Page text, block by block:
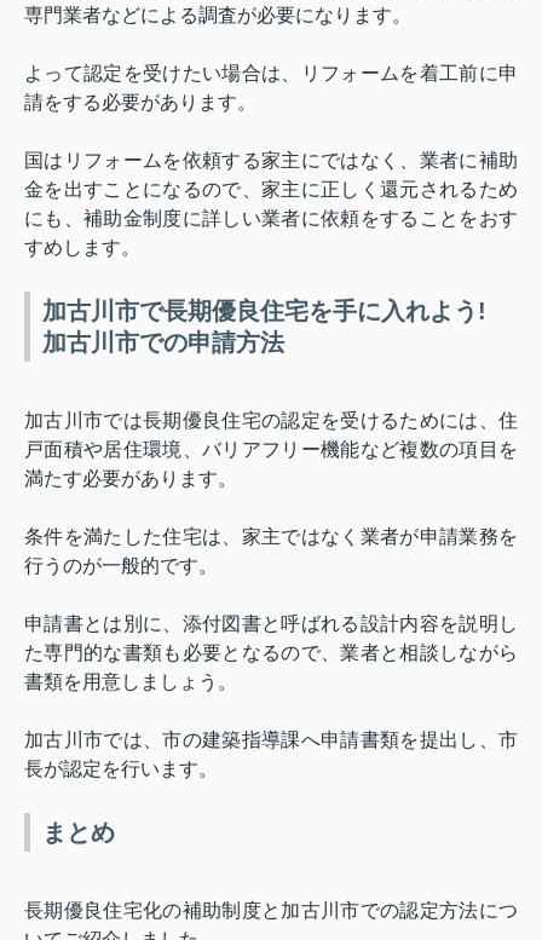
専門業者などによる調査が必要になります。
よって認定を受けたい場合は、リフォームを着工前に申
請をする必要があります。
国はリフォームを依頼する家主にではなく、業者に補助
金を出すことになるので、家主に正しく還元されるため
にも、補助金制度に詳しい業者に依頼をすることをおす
すめします。
加古川市で長期優良住宅を手に入れよう!
加古川市での申請方法
加古川市では長期優良住宅の認定を受けるためには、住
戸面積や居住環境、バリアフリー機能など複数の項目を
満たす必要があります。
条件を満たした住宅は、家主ではなく業者が申請業務を
行うのが一般的です。
申請書とは別に、添付図書と呼ばれる設計内容を説明し
た専門的な書類も必要となるので、業者と相談しながら
書類を用意しましょう。
加古川市では、市の建築指導課へ申請書類を提出し、市
長が認定を行います。
まとめ
長期優良住宅化の補助制度と加古川市での認定方法につ